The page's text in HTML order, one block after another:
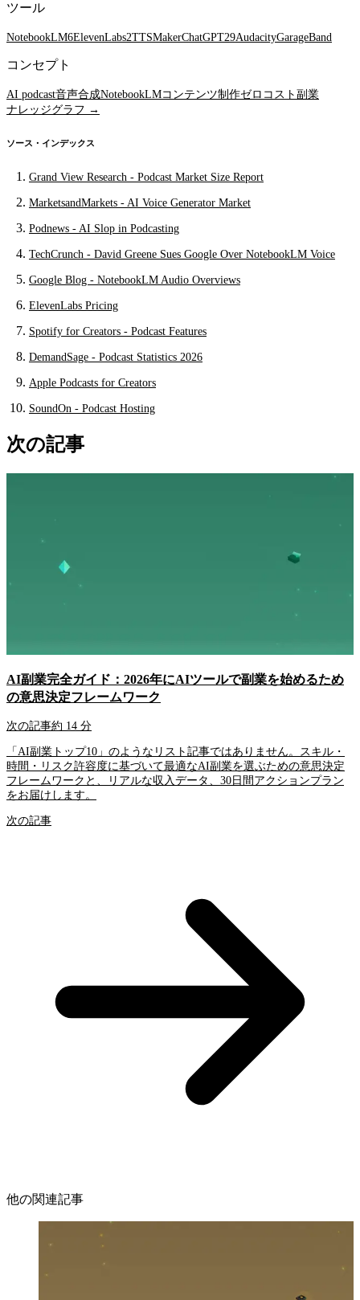
ツール
NotebookLM6ElevenLabs2TTSMakerChatGPT29AudacityGarageBand
コンセプト
AI podcast音声合成NotebookLMコンテンツ制作ゼロコスト副業
ナレッジグラフ →
ソース・インデックス
Grand View Research - Podcast Market Size Report
MarketsandMarkets - AI Voice Generator Market
Podnews - AI Slop in Podcasting
TechCrunch - David Greene Sues Google Over NotebookLM Voice
Google Blog - NotebookLM Audio Overviews
ElevenLabs Pricing
Spotify for Creators - Podcast Features
DemandSage - Podcast Statistics 2026
Apple Podcasts for Creators
SoundOn - Podcast Hosting
次の記事
AI副業完全ガイド：2026年にAIツールで副業を始めるため
の意思決定フレームワーク
次の記事約 14 分
「AI副業トップ10」のようなリスト記事ではありません。スキル・
時間・リスク許容度に基づいて最適なAI副業を選ぶための意思決定
フレームワークと、リアルな収入データ、30日間アクションプラン
をお届けします。
次の記事
他の関連記事